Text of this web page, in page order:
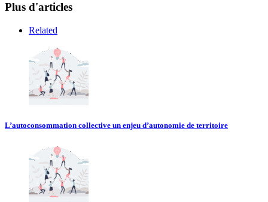
Plus d'articles
Related
L’autoconsommation collective un enjeu d’autonomie de territoire